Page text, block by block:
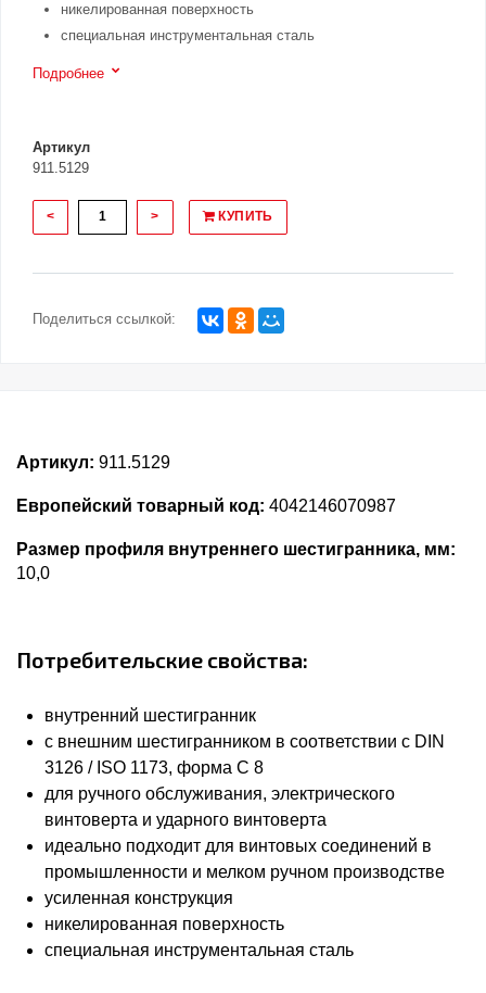
никелированная поверхность
специальная инструментальная сталь
Подробнее
Артикул
911.5129
< > КУПИТЬ
Поделиться ссылкой:
Артикул: 911.5129
Европейский товарный код: 4042146070987
Размер профиля внутреннего шестигранника, мм:
10,0
Потребительские свойства:
внутренний шестигранник
с внешним шестигранником в соответствии с DIN
3126 / ISO 1173, форма С 8
для ручного обслуживания, электрического
винтоверта и ударного винтоверта
идеально подходит для винтовых соединений в
промышленности и мелком ручном производстве
усиленная конструкция
никелированная поверхность
специальная инструментальная сталь